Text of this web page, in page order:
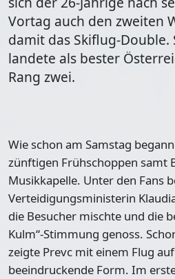
Vortag auch den zweiten
damit das Skiflug-Double.
landete als bester
Rang zwei.
Wie schon am Samstag
zünftigen Frühschoppen samt
Musikkapelle. Unter den Fans
Verteidigungsministerin
die Besucher mischte und die
Kulm“-Stimmung genoss.
zeigte Prevc mit einem Flug
beeindruckende Form. Im